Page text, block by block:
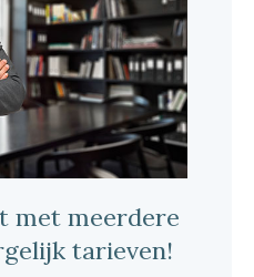
met meerdere
tarieven!